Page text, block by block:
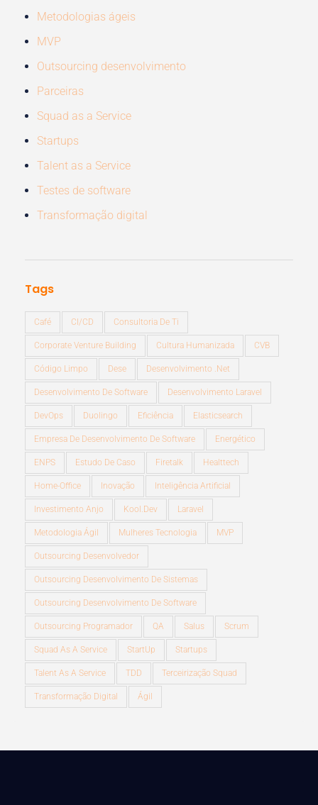
Metodologias ágeis
MVP
Outsourcing desenvolvimento
Parceiras
Squad as a Service
Startups
Talent as a Service
Testes de software
Transformação digital
Tags
Café CI/CD Consultoria De Ti
Corporate Venture Building Cultura Humanizada CVB
Código Limpo Dese Desenvolvimento .Net
Desenvolvimento De Software Desenvolvimento Laravel
DevOps Duolingo Eficiência Elasticsearch
Empresa De Desenvolvimento De Software Energético
ENPS Estudo De Caso Firetalk Healttech
Home-Office Inovação Inteligência Artificial
Investimento Anjo Kool.dev Laravel
Metodologia Ágil Mulheres Tecnologia MVP
Outsourcing Desenvolvedor
Outsourcing Desenvolvimento De Sistemas
Outsourcing Desenvolvimento De Software
Outsourcing Programador QA Salus Scrum
Squad As A Service StartUp Startups
Talent As A Service TDD Terceirização Squad
Transformação Digital Ágil